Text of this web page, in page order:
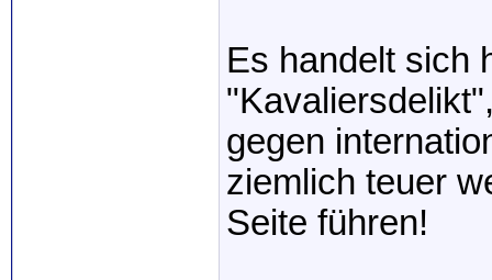
Es handelt sich
gegen
ziemlich teuer
Seite führen!